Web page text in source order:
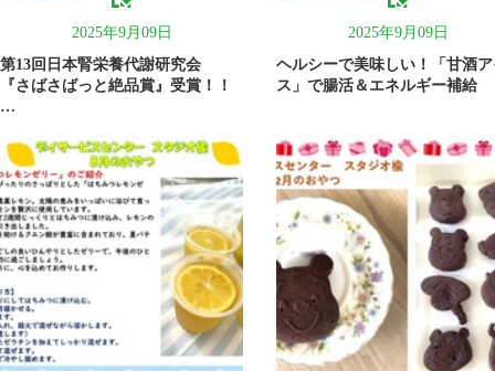
2025年9月09日
第13回日本腎栄養代謝研究会
『さばさばっと絶品賞』受賞！！
…
2025年9月09日
ヘルシーで美味しい！「甘酒
ス」で腸活＆エネルギー補給